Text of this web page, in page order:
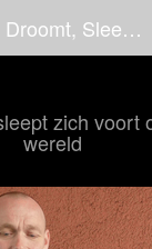
Grietje Bouman - Ze Droomt, Sleept Zich Voort Over De Wereld
zich voort
wereld